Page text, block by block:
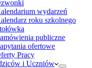
wydarzeń
roku szkolnego
publiczne
ofertowe
Pracy
i Uczniów